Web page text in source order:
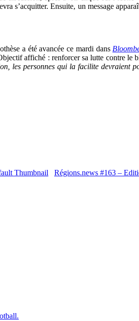
s’acquitter. Ensuite, un message
a été avancée ce mardi dans
affiché : renforcer sa lutte contre le
les personnes qui la facilite devraient
Régions.news #163 –